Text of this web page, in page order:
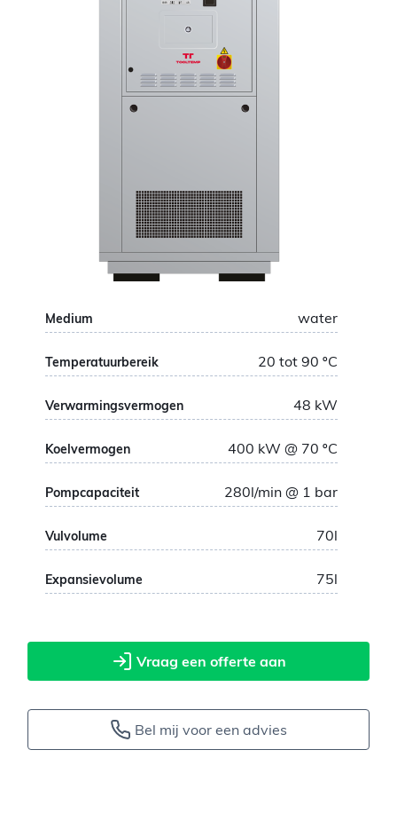
Medium water
Temperatuurbereik 20 tot 90 ºC
Verwarmingsvermogen 48 kW
Koelvermogen 400 kW @ 70 ºC
Pompcapaciteit 280l/min @ 1 bar
Vulvolume 70l
Expansievolume 75l
Vraag een offerte aan
Bel mij voor een advies